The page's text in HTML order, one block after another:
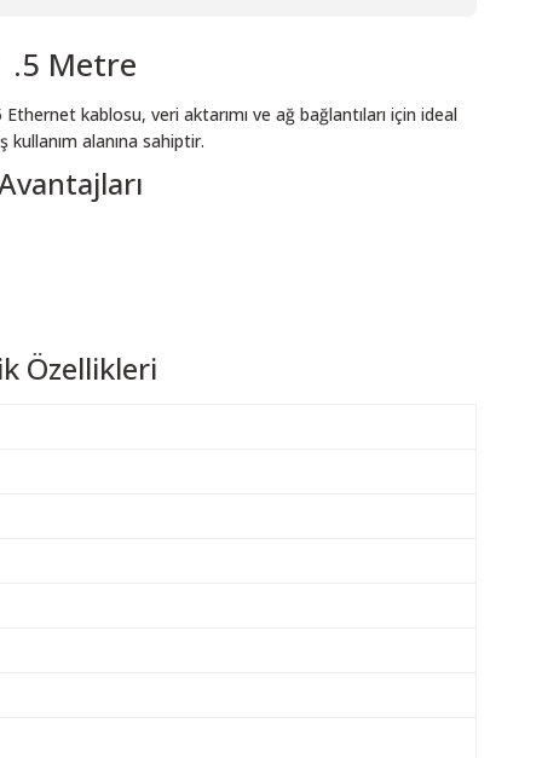
.5 Metre
kablosu, veri aktarımı ve ağ bağlantıları için ideal
alanına sahiptir.
Özellikleri